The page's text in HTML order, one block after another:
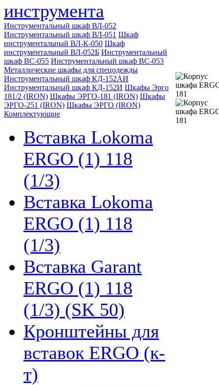
инструмента
Инструментальный шкаф ВЛ-052
Инструментальный шкаф ВЛ-051 Шкаф
инструментальный ВЛ-К-050 Шкаф
инструментальный ВЛ-052Б Инструментальный
шкаф ВС-055 Инструментальный шкаф ВС-053
Металлические шкафы для спецодежды
Инструментальный шкаф КД-152АИ
Инструментальный шкаф КД-152И Шкафы Эрго
181/2 (IRON) Шкафы ЭРГО-181 (IRON) Шкафы
ЭРГО-251 (IRON) Шкафы ЭРГО (IRON)
Комплектующие
Вставка Lokoma
ERGO (1) 118
(1/3)
Вставка Lokoma
ERGO (1) 118
(1/3)
Вставка Garant
ERGO (1) 118
(1/3) (SK 50)
Кронштейны для
вставок ERGO (к-
т)